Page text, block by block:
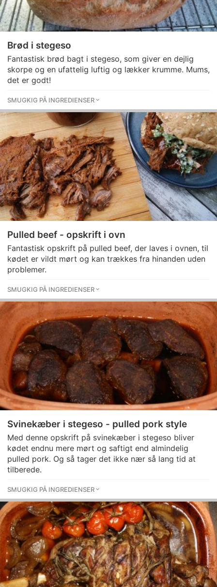
Brød i stegeso
Fantastisk brød bagt i stegeso, som giver en dejlig
skorpe og en ufattelig luftig og lækker krumme. Mums,
det er godt!
SMUGKIG PÅ INGREDIENSER
Pulled beef - opskrift i ovn
Fantastisk opskrift på pulled beef, der laves i ovnen, til
kødet er vildt mørt og kan trækkes fra hinanden uden
problemer.
SMUGKIG PÅ INGREDIENSER
Svinekæber i stegeso - pulled pork style
Med denne opskrift på svinekæber i stegeso bliver
kødet endnu mere mørt og saftigt end almindelig
pulled pork. Og så tager det ikke nær så lang tid at
tilberede.
SMUGKIG PÅ INGREDIENSER